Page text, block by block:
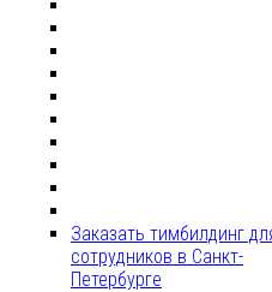
Заказать тимбилдинг
сотрудников в Санкт-
Петербурге